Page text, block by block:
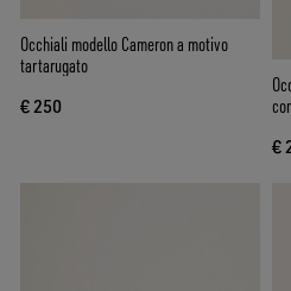
Occhiali modello Cameron a motivo
tartarugato
€ 250
€